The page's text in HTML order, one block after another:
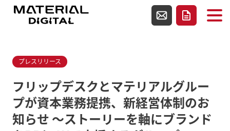
使用テンプレートファイルsingle.php
お問い合わせ
資料請求
プレスリリース
フリップデスクとマテリアルグルー
プが資本業務提携、新経営体制のお
知らせ ～ストーリーを軸にブランド